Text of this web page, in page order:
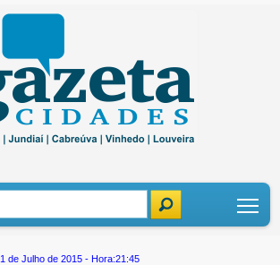
de Julho de 2015 - Hora:21:45